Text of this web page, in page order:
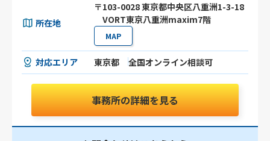
所在地
〒103-0028 東京都中央区八重洲1-3-18
VORT東京八重洲maxim7階
MAP
対応エリア 東京都 全国オンライン相談可
事務所の詳細を見る